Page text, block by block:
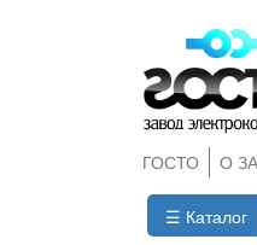
ГОСТО О
☰ Каталог